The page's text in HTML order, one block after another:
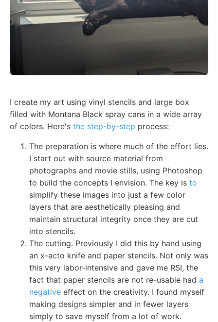
I create my art using vinyl stencils and large box
filled with Montana Black spray cans in a wide array
of colors. Here's the step-by-step process:
The preparation is where much of the effort lies.
I start out with source material from
photographs and movie stills, using Photoshop
to build the concepts I envision. The key is to
simplify these images into just a few color
layers that are aesthetically pleasing and
maintain structural integrity once they are cut
into stencils.
The cutting. Previously I did this by hand using
an x-acto knife and paper stencils. Not only was
this very labor-intensive and gave me RSI, the
fact that paper stencils are not re-usable had a
negative effect on the creativity. I found myself
making designs simpler and in fewer layers
simply to save myself from a lot of work.